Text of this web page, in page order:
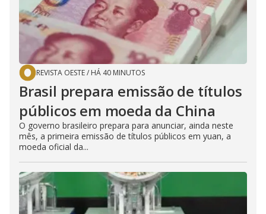
REVISTA OESTE/ HÁ 40 MINUTOS
Brasil prepara emissão de títulos
públicos em moeda da China
O governo brasileiro prepara para anunciar, ainda neste
mês, a primeira emissão de títulos públicos em yuan, a
moeda oficial da...